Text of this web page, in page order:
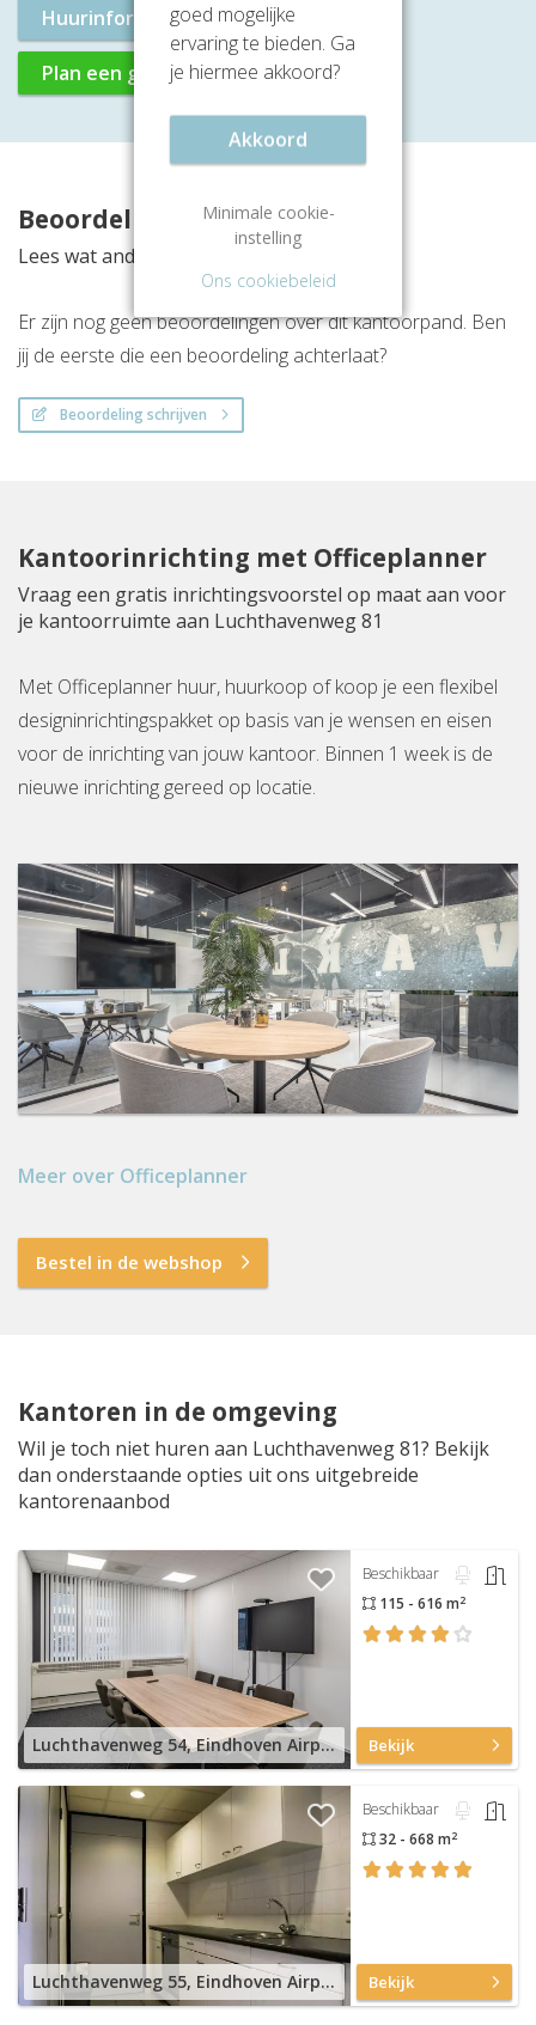
Huurinformatie aanvragen
Plan een gratis rondleiding
Beoordelingen
Lees wat anderen vinden van deze locatie
Er zijn nog geen beoordelingen over dit kantoorpand. Ben
jij de eerste die een beoordeling achterlaat?
Beoordeling schrijven
Kantoorinrichting met Officeplanner
Vraag een gratis inrichtingsvoorstel op maat aan voor
je kantoorruimte aan Luchthavenweg 81
Met Officeplanner huur, huurkoop of koop je een flexibel
designinrichtingspakket op basis van je wensen en eisen
voor de inrichting van jouw kantoor. Binnen 1 week is de
nieuwe inrichting gereed op locatie.
Meer over Officeplanner
Bestel in de webshop
Kantoren in de omgeving
Wil je toch niet huren aan Luchthavenweg 81? Bekijk
dan onderstaande opties uit ons uitgebreide
kantorenaanbod
Luchthavenweg 54, Eindhoven Airport
Beschikbaar
115 - 616 m2
Bekijk
Luchthavenweg 55, Eindhoven Airport
Beschikbaar
32 - 668 m2
Bekijk
goed mogelijke
ervaring te bieden. Ga
je hiermee akkoord?
Akkoord
Minimale cookie-
instelling
Ons cookiebeleid